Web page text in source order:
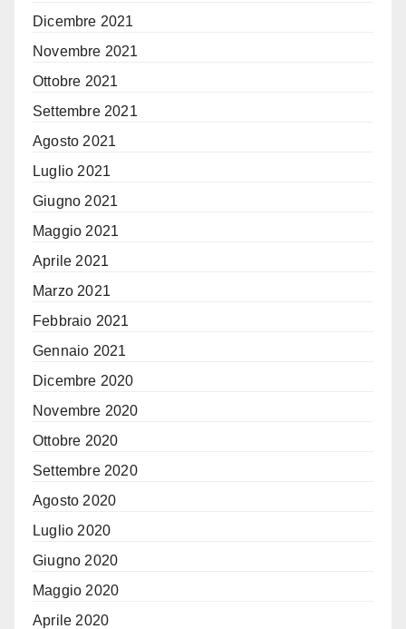
Dicembre 2021
Novembre 2021
Ottobre 2021
Settembre 2021
Agosto 2021
Luglio 2021
Giugno 2021
Maggio 2021
Aprile 2021
Marzo 2021
Febbraio 2021
Gennaio 2021
Dicembre 2020
Novembre 2020
Ottobre 2020
Settembre 2020
Agosto 2020
Luglio 2020
Giugno 2020
Maggio 2020
Aprile 2020